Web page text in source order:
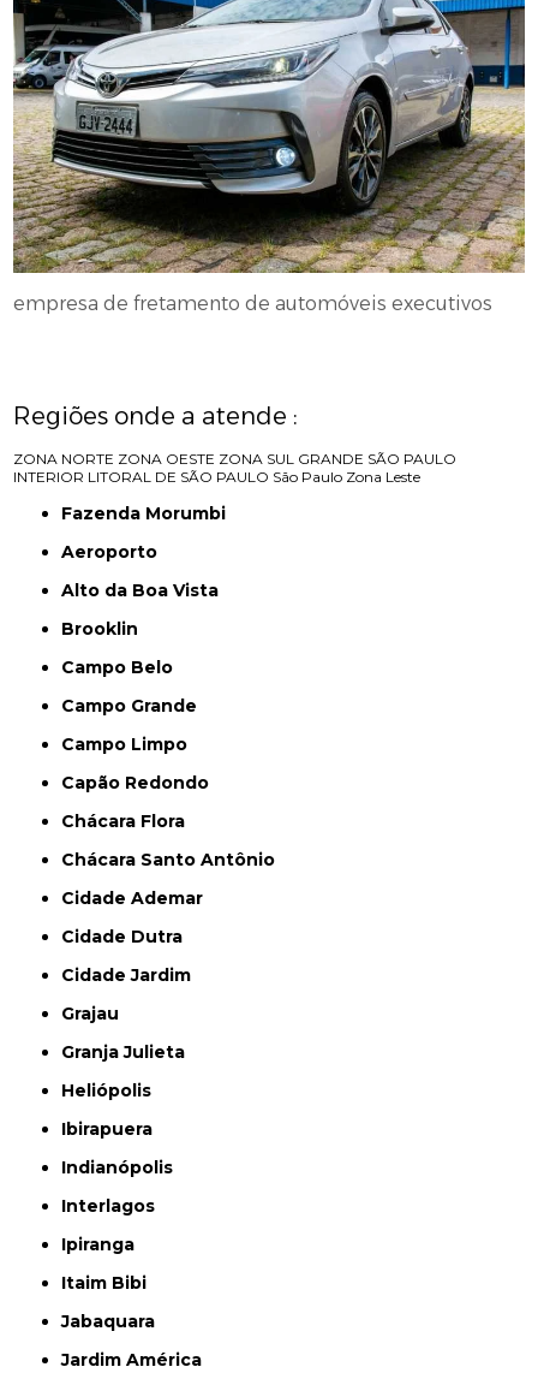
empresa de fretamento de automóveis executivos
Regiões onde a atende :
ZONA NORTE ZONA OESTE ZONA SUL GRANDE SÃO PAULO
INTERIOR LITORAL DE SÃO PAULO São Paulo Zona Leste
Fazenda Morumbi
Aeroporto
Alto da Boa Vista
Brooklin
Campo Belo
Campo Grande
Campo Limpo
Capão Redondo
Chácara Flora
Chácara Santo Antônio
Cidade Ademar
Cidade Dutra
Cidade Jardim
Grajau
Granja Julieta
Heliópolis
Ibirapuera
Indianópolis
Interlagos
Ipiranga
Itaim Bibi
Jabaquara
Jardim América